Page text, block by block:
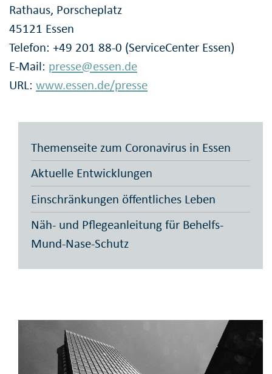
Rathaus, Porscheplatz
45121 Essen
Telefon: +49 201 88-0 (ServiceCenter Essen)
E-Mail: presse@essen.de
URL: www.essen.de/presse
Themenseite zum Coronavirus in Essen
Aktuelle Entwicklungen
Einschränkungen öffentliches Leben
Näh- und Pflegeanleitung für Behelfs-
Mund-Nase-Schutz